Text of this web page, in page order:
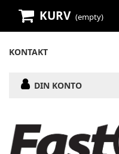
KURV (empty)
KONTAKT
DIN KONTO